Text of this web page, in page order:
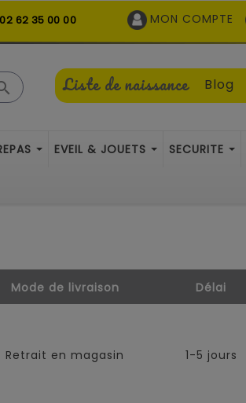
62 35 00 00 MON COMPTE
Liste de naissance Blog
EVEIL & JOUETS SECURITE
Mode de livraison Délai
Retrait en magasin 1-5 jours